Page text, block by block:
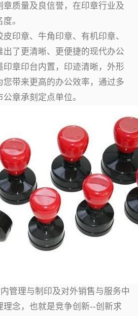
质量及良信誉，在印章行业及
。
印章、牛角印章、有机印章、
出了更清晰、更便捷的现代办公
章印台内置，印迹清晰，外形
您带来更高的办公效率，通过多
章承刻定点单位。
理与制印及对外销售与服务中
理念，也就是竞争创新--创新求